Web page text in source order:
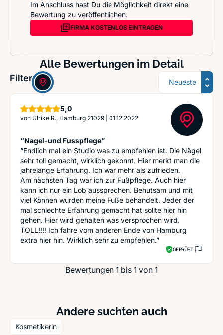
Im Anschluss hast Du die Möglichkeit direkt eine
Bewertung zu veröffentlichen.
FIRMA KOSTENLOS EINTRAGEN
Alle Bewertungen im Detail
Filter: Sortierung
5,0Sterne
von Ulrike R., Hamburg 21029 01.12.2022
“Nagel-und Fusspflege”
“Endlich mal ein Studio was zu empfehlen ist. Die Nägel
sehr toll gemacht, wirklich gekonnt. Hier merkt man die
jahrelange Erfahrung. Ich war mehr als zufrieden.
Am nächsten Tag war ich zur Fußpflege. Auch hier
kann ich nur ein Lob aussprechen. Behutsam und mit
viel Können wurden meine Fuße behandelt. Jeder der
mal schlechte Erfahrung gemacht hat sollte hier hin
gehen. Hier wird gehalten was versprochen wird.
TOLL!!!! Ich fahre vom anderen Ende von Hamburg
extra hier hin. Wirklich sehr zu empfehlen.”
GEPRÜFT
Bewertungen 1 bis 1 von 1
Andere suchten auch
Kosmetikerin